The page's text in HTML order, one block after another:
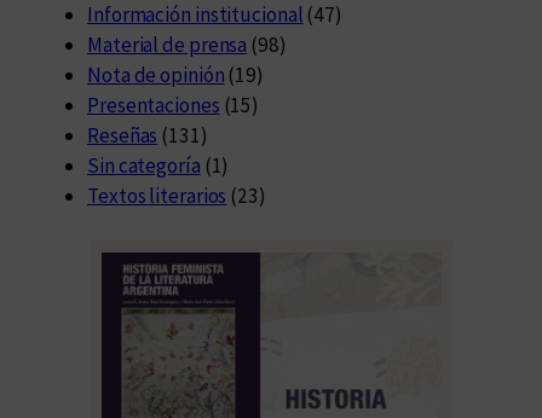
Información institucional (47)
Material de prensa (98)
Nota de opinión (19)
Presentaciones (15)
Reseñas (131)
Sin categoría (1)
Textos literarios (23)